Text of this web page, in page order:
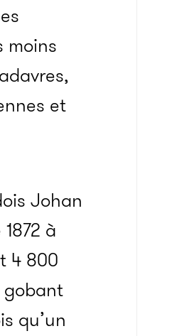
moins
et
Johan
à
4 800
gobant
qu’un